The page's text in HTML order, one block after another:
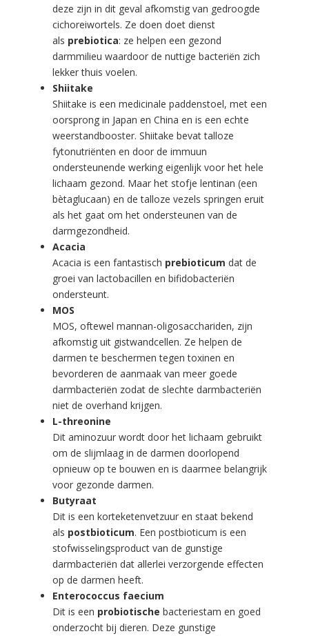
deze zijn in dit geval afkomstig van gedroogde
cichoreiwortels. Ze doen doet dienst
als prebiotica: ze helpen een gezond
darmmilieu waardoor de nuttige bacteriën zich
lekker thuis voelen.
Shiitake
Shiitake is een medicinale paddenstoel, met een
oorsprong in Japan en China en is een echte
weerstandbooster. Shiitake bevat talloze
fytonutriënten en door de immuun
ondersteunende werking eigenlijk voor het hele
lichaam gezond. Maar het stofje lentinan (een
bètaglucaan) en de talloze vezels springen eruit
als het gaat om het ondersteunen van de
darmgezondheid.
Acacia
Acacia is een fantastisch prebioticum dat de
groei van lactobacillen en bifidobacteriën
ondersteunt.
MOS
MOS, oftewel mannan-oligosacchariden, zijn
afkomstig uit gistwandcellen. Ze helpen de
darmen te beschermen tegen toxinen en
bevorderen de aanmaak van meer goede
darmbacteriën zodat de slechte darmbacteriën
niet de overhand krijgen.
L-threonine
Dit aminozuur wordt door het lichaam gebruikt
om de slijmlaag in de darmen doorlopend
opnieuw op te bouwen en is daarmee belangrijk
voor gezonde darmen.
Butyraat
Dit is een korteketenvetzuur en staat bekend
als postbioticum. Een postbioticum is een
stofwisselingsproduct van de gunstige
darmbacteriën dat allerlei verzorgende effecten
op de darmen heeft.
Enterococcus faecium
Dit is een probiotische bacteriestam en goed
onderzocht bij dieren. Deze gunstige